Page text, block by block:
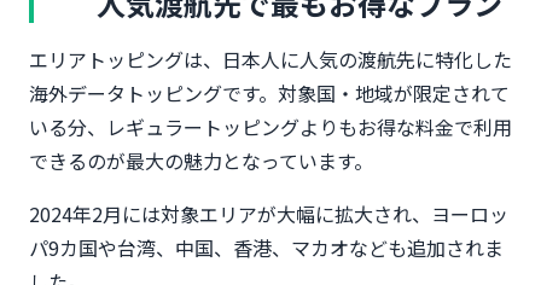
エリアトッピングは、日本人に人気の渡航先に特化した
海外データトッピングです。対象国・地域が限定されて
いる分、レギュラートッピングよりもお得な料金で利用
できるのが最大の魅力となっています。
2024年2月には対象エリアが大幅に拡大され、ヨーロッ
パ9カ国や台湾、中国、香港、マカオなども追加されま